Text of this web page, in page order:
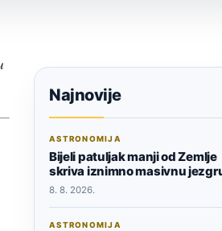
Najnovije
ASTRONOMIJA
Bijeli patuljak manji od Zemlje
skriva iznimno masivnu
8. 8. 2026.
ASTRONOMIJA